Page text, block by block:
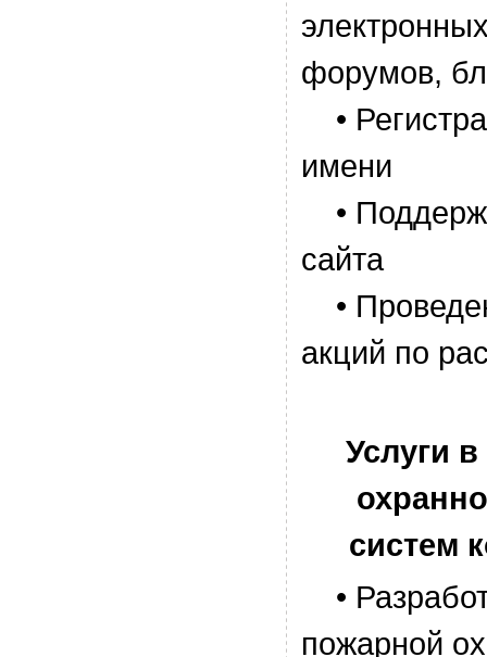
форумов,
•
имени
•
сайта
•
акций по
Услуги
систем
•
пожарной